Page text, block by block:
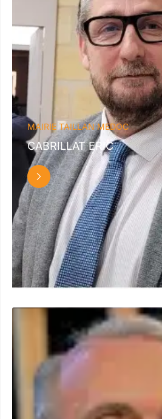
MAIRIE TAILLAN MEDOC
CABRILLAT ERIC